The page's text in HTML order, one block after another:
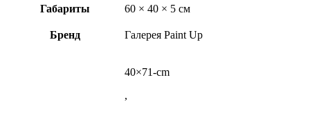
Габариты
60 × 40 × 5 см
Бренд Галерея Paint Up
40×71-cm
,